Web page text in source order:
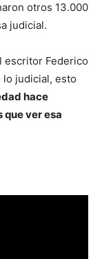
otros 13.000
judicial.
escritor Federico
lo judicial, esto
hace
ver esa